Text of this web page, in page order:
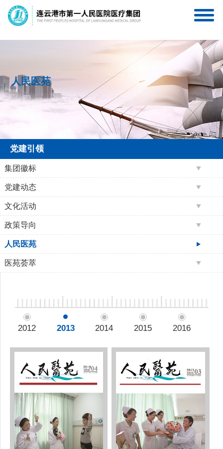
连一医医疗集团服务号
人民医苑
党建引领
集团徽标
党建动态
文化活动
政策导向
人民医苑
医苑荟萃
2012 2013 2014 2015 2016